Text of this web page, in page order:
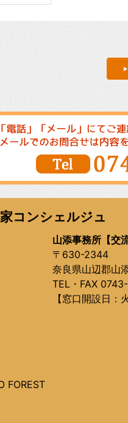
コンシェルジュ
山添事務所【交
〒630-2344
奈良県山辺郡山
TEL・FAX
【窓口開設日：
FOREST